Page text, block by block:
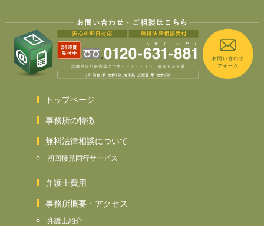
トップページ
事務所の特徴
無料法律相談について
初回接見同行サービス
弁護士費用
事務所概要・アクセス
弁護士紹介